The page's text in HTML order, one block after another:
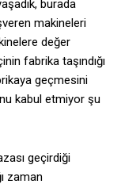
burada
makineleri
değer
fabrika taşındığı
geçmesini
kabul etmiyor şu
geçirdiği
zaman